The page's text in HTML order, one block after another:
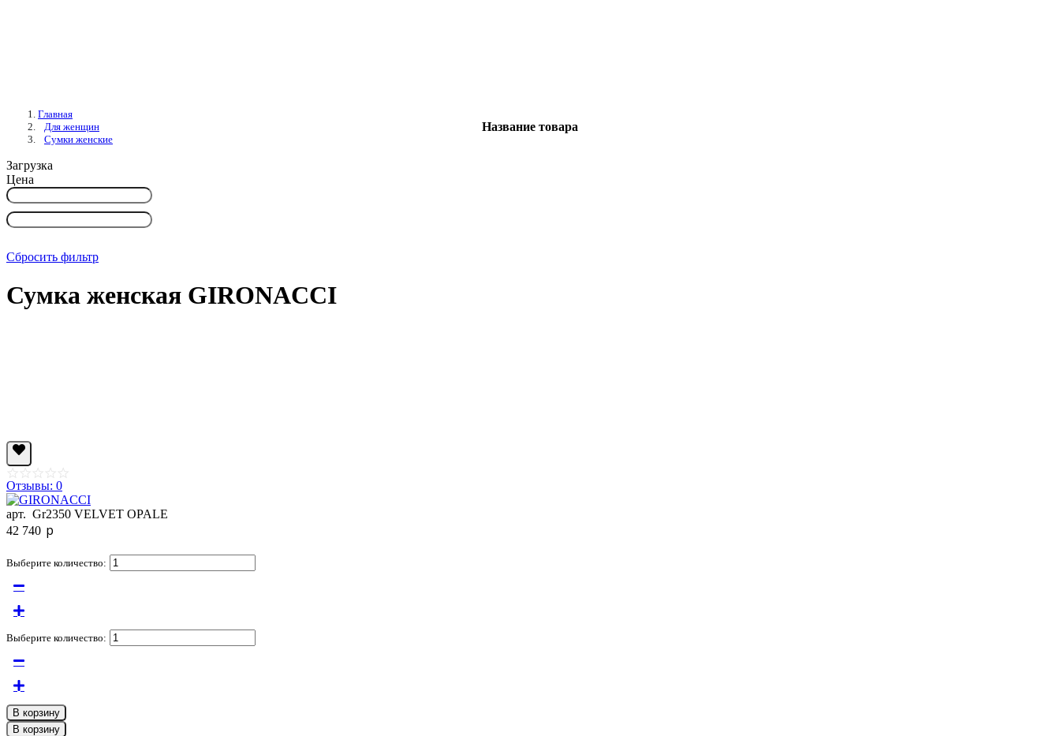
Главная
Для женщин
Сумки женские
Название товара
Загрузка
Цена
Сбросить фильтр
Сумка женская GIRONACCI
Отзывы: 0
арт. Gr2350 VELVET OPALE
42 740 p
Выберите количество:
Выберите количество:
В корзину
В корзину